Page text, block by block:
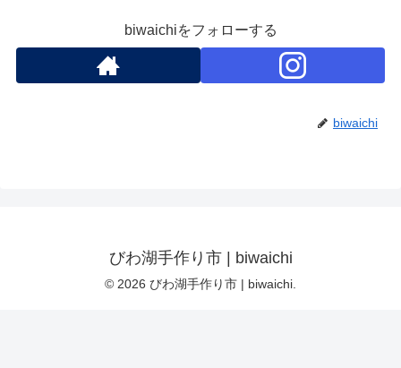
biwaichiをフォローする
biwaichi
びわ湖手作り市 | biwaichi
© 2026 びわ湖手作り市 | biwaichi.